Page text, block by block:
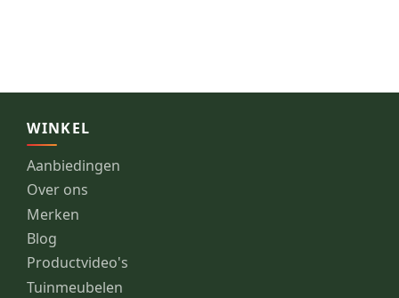
WINKEL
Aanbiedingen
Over ons
Merken
Blog
Productvideo's
Tuinmeubelen